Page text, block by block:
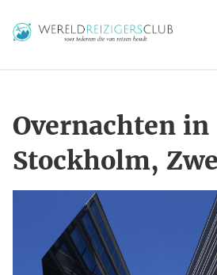
Overnachten in
Stockholm,